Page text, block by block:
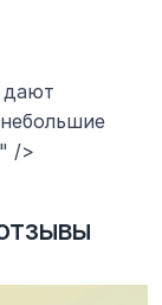
дают
/>